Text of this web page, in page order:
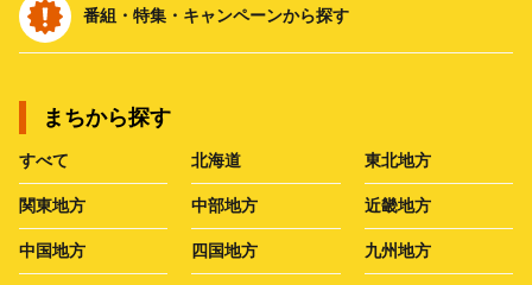
番組・特集・キャンペーンから探す
まちから探す
すべて 北海道 東北地方
関東地方 中部地方 近畿地方
中国地方 四国地方 九州地方